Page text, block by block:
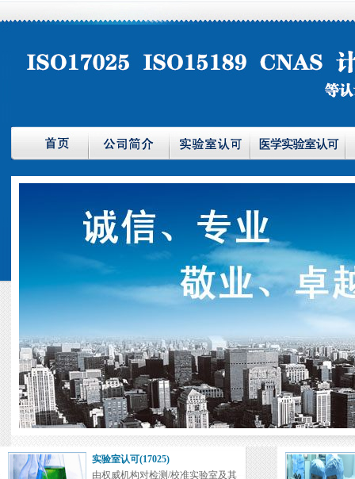
实验室认可(17025)
由权威机构对检测/校准实验室及其